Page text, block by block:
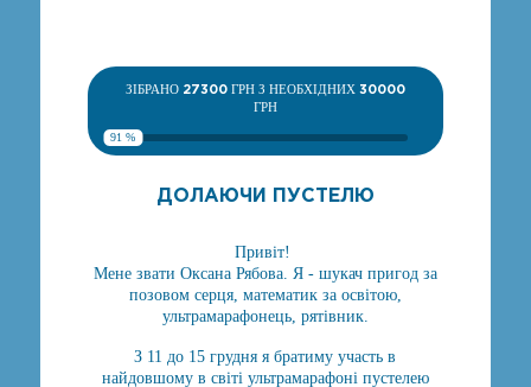
ЗІБРАНО 27300ГРН З НЕОБХІДНИХ 30000
ГРН
91 %
ДОЛАЮЧИ ПУСТЕЛЮ
Привіт!
Мене звати Оксана Рябова. Я - шукач пригод за
позовом серця, математик за освітою,
ультрамарафонець, рятівник.
З 11 до 15 грудня я братиму участь в
найдовшому в світі ультрамарафоні пустелею